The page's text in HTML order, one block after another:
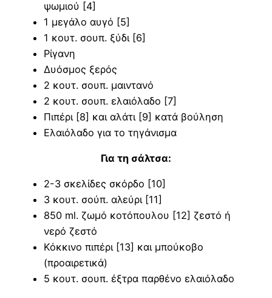
ψωμιού [4]
1 μεγάλο αυγό [5]
1 κουτ. σουπ. ξύδι [6]
Ρίγανη
Δυόσμος ξερός
2 κουτ. σουπ. μαιντανό
2 κουτ. σουπ. ελαιόλαδο [7]
Πιπέρι [8] και αλάτι [9] κατά βούληση
Ελαιόλαδο για το τηγάνισμα
Για τη σάλτσα:
2-3 σκελίδες σκόρδο [10]
3 κουτ. σούπ. αλεύρι [11]
850 ml. ζωμό κοτόπουλου [12] ζεστό ή
νερό ζεστό
Κόκκινο πιπέρι [13] και μπούκοβο
(προαιρετικά)
5 κουτ. σουπ. έξτρα παρθένο ελαιόλαδο